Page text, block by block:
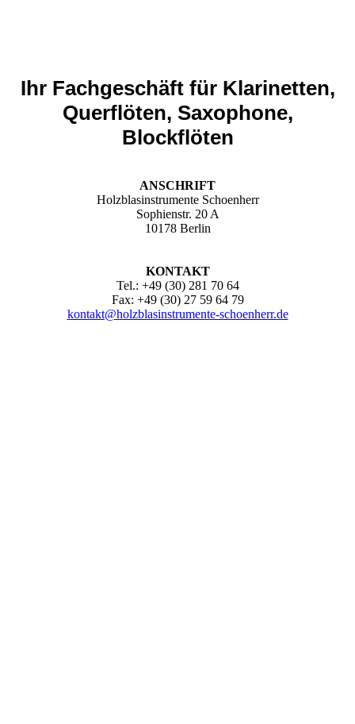
Ihr Fachgeschäft für Klarinetten,
Querflöten, Saxophone,
Blockflöten
ANSCHRIFT
Holzblasinstrumente Schoenherr
Sophienstr. 20 A
10178 Berlin
KONTAKT
Tel.: +49 (30) 281 70 64
Fax: +49 (30) 27 59 64 79
kontakt@holzblasinstrumente-schoenherr.de